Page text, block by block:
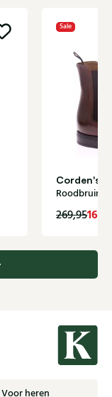
Sale
Corden's
Roodbruin
269,95
Voor heren